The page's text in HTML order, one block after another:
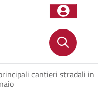
cantieri stradali in